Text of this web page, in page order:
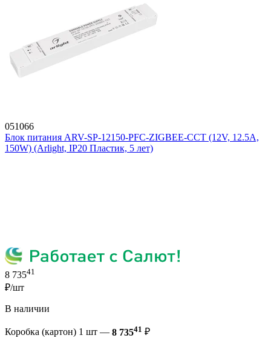
051066
Блок питания ARV-SP-12150-PFC-ZIGBEE-CCT (12V, 12.5A,
150W) (Arlight, IP20 Пластик, 5 лет)
8 73541
₽/шт
В наличии
Коробка (картон) 1 шт — 8 73541 ₽